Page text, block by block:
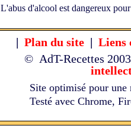
L'abus d'alcool est dangereux
| Plan du site | Liens
© AdT-Recettes
Site optimisé pour
Testé avec Chrome,